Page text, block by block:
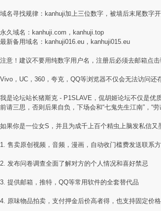
域名寻找规律：kanhuji加上三位数字，被墙后末尾数字
永久域名：kanhuji.com，kanhuji.top
最新备用域名：kanhuji016.eu，kanhuji015.eu
注意！建议不要用纯数字用户名，注册后必须去邮箱点
Vivo，UC，360，夸克，QQ等浏览器不仅会无法访问
我是论坛站长猪斯克 - P1SLAVE，侃胡姬论坛不仅是优
前请三思，否则后果自负，下场会和“七鬼先生江南”，“
如果你是一位女S，并且为成千上百个精虫上脑发私信
1. 售卖原创视频，音频，漫画，自动收门槛费发送联系
2. 发布问卷调查全面了解对方的个人情况和喜好禁忌
3. 提供邮箱，推特，QQ等常用软件的全套替代品
4. 原味物品拍卖，支付押金后价高者得，也支持固定价